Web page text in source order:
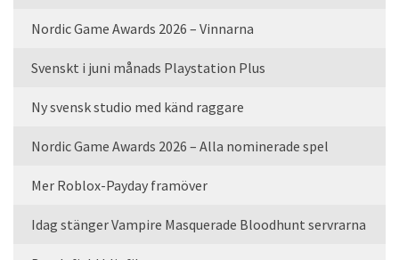
Nordic Game Awards 2026 – Vinnarna
Svenskt i juni månads Playstation Plus
Ny svensk studio med känd raggare
Nordic Game Awards 2026 – Alla nominerade spel
Mer Roblox-Payday framöver
Idag stänger Vampire Masquerade Bloodhunt servrarna